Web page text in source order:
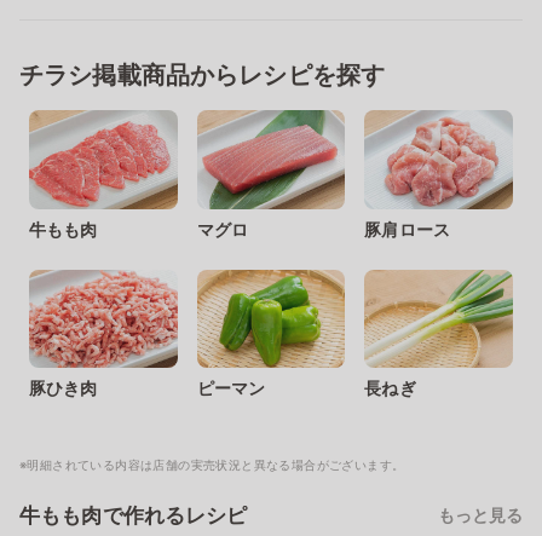
チラシ掲載商品からレシピを探す
牛もも肉 マグロ 豚肩ロース
豚ひき肉 ピーマン 長ねぎ
※明細されている内容は店舗の実売状況と異なる場合がございます。
牛もも肉で作れるレシピ もっと見る